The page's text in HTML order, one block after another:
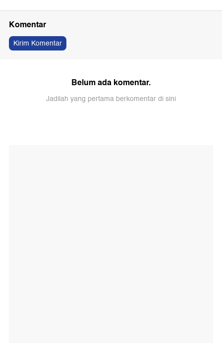
Komentar
Kirim Komentar
Belum ada komentar.
Jadilah yang pertama berkomentar di sini